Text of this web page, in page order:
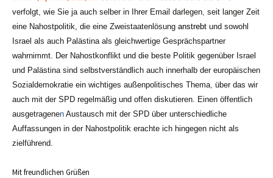
verfolgt, wie Sie ja auch selber in Ihrer Email darlegen, seit langer Zeit
eine Nahostpolitik, die eine Zweistaatenlösung anstrebt und sowohl
Israel als auch Palästina als gleichwertige Gesprächspartner
wahrnimmt. Der Nahostkonflikt und die beste Politik gegenüber Israel
und Palästina sind selbstverständlich auch innerhalb der europäischen
Sozialdemokratie ein wichtiges außenpolitisches Thema, über das wir
auch mit der SPD regelmäßig und offen diskutieren. Einen öffentlich
ausgetragenen Austausch mit der SPD über unterschiedliche
Auffassungen in der Nahostpolitik erachte ich hingegen nicht als
zielführend.
Mit freundlichen Grüßen